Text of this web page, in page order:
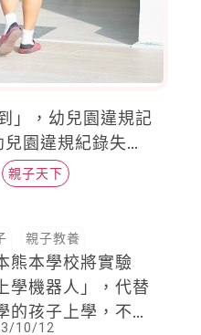
」，幼兒園違規記
園違規紀錄失蹤
親子天下
親子教養
熊本學校將實驗
學機器人」，代替
的孩子上學，不讓
10/12